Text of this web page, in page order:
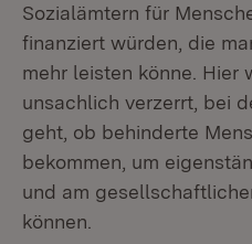
Sozialämtern für
finanziert würden, die
mehr leisten könne. Hier
unsachlich verzerrt, bei
geht, ob behinderte
bekommen, um
und am
können.